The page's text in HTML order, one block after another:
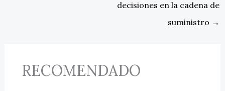
decisiones en la cadena de
suministro →
RECOMENDADO